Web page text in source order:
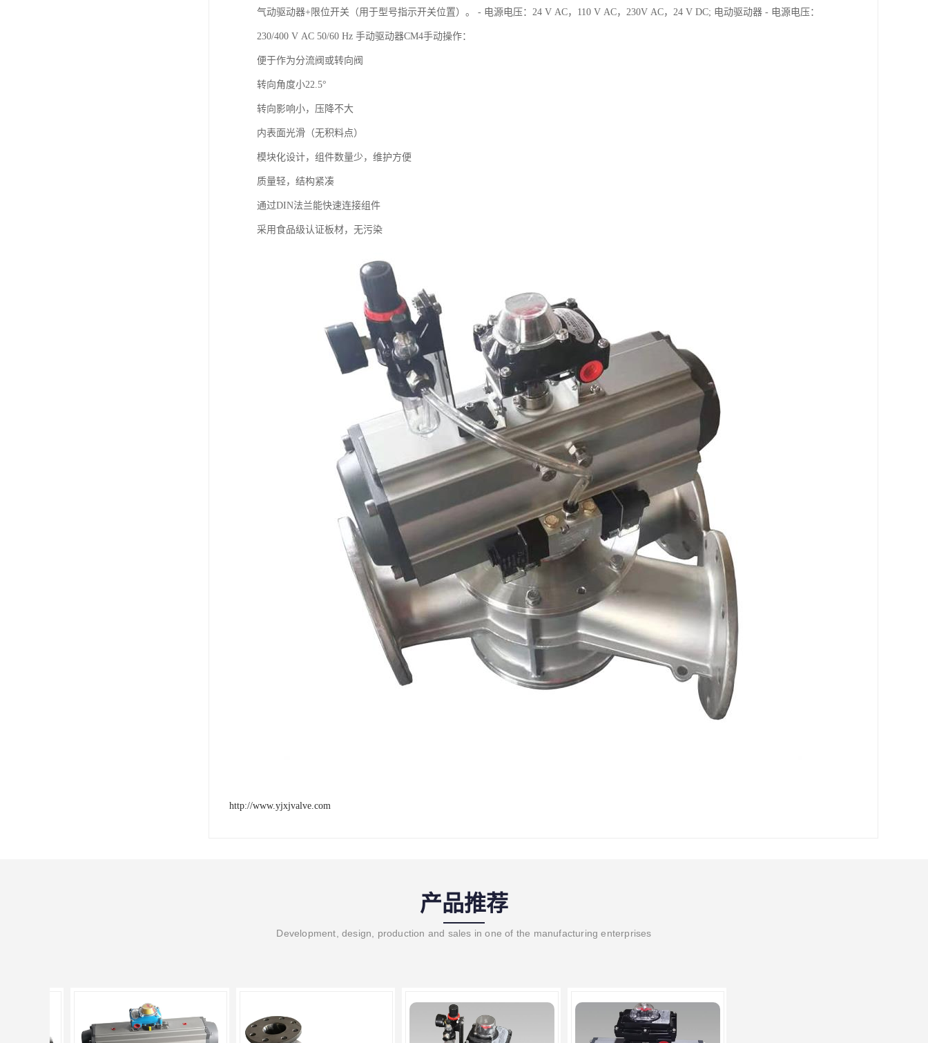
气动驱动器+限位开关（用于型号指示开关位置）。 - 电源电压：24 V AC，110 V AC，230V AC，24 V DC; 电动驱动器 - 电源电压：
230/400 V AC 50/60 Hz 手动驱动器CM4手动操作：
便于作为分流阀或转向阀
转向角度小22.5°
转向影响小，压降不大
内表面光滑（无积料点）
模块化设计，组件数量少，维护方便
质量轻，结构紧凑
通过DIN法兰能快速连接组件
采用食品级认证板材，无污染
http://www.yjxjvalve.com
产品推荐
Development, design, production and sales in one of the manufacturing enterprises